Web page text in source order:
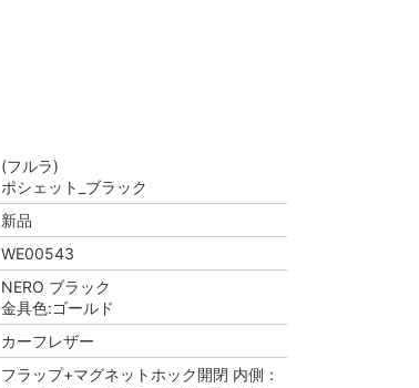
(フルラ)
ポシェット_ブラック
新品
WE00543
NERO ブラック
金具色:ゴールド
カーフレザー
フラップ+マグネットホック開閉 内側：